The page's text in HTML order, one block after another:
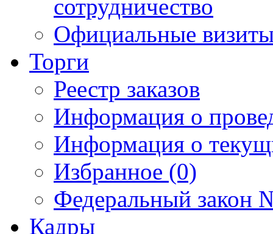
сотрудничество
Официальные
Торги
Реестр заказов
Информация о
Информация о
Избранное (0)
Федеральный закон
Кадры